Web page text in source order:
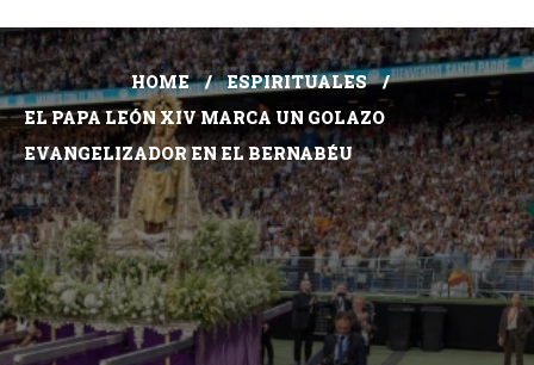
HOME
ESPIRITUALES
EL PAPA LEÓN XIV MARCA UN GOLAZO
EVANGELIZADOR EN EL BERNABÉU